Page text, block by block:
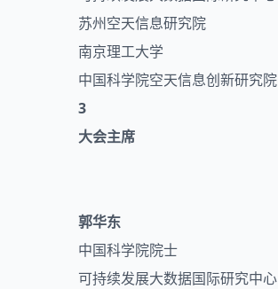
苏州空天信息研究院
南京理工大学
中国科学院空天信息创新研究院
3
大会主席
郭华东
中国科学院院士
可持续发展大数据国际研究中心